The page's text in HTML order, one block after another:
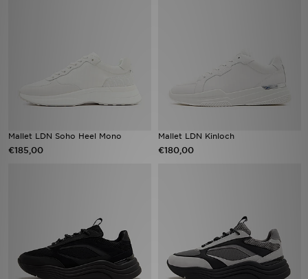
Mallet LDN Soho Heel Mono
€185,00
Mallet LDN Kinloch
€180,00